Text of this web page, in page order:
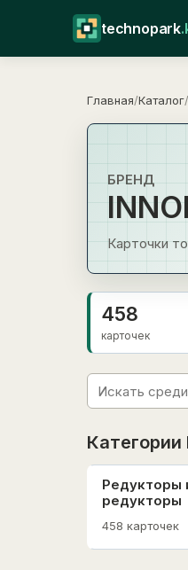
technopark
Главная/Каталог/
БРЕНД
Карточки
458
карточек
Категории
Редукторы
редукторы
458 карточек